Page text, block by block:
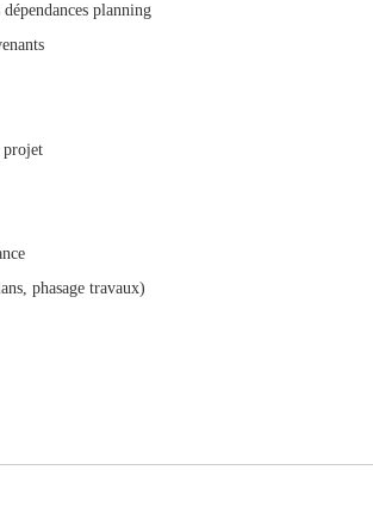
dépendances planning
projet
phasage travaux)